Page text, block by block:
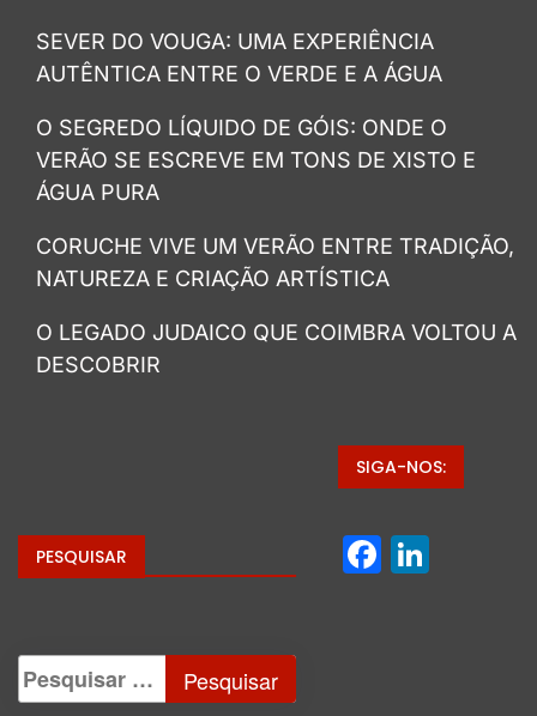
SEVER DO VOUGA: UMA EXPERIÊNCIA
AUTÊNTICA ENTRE O VERDE E A ÁGUA
O SEGREDO LÍQUIDO DE GÓIS: ONDE O
VERÃO SE ESCREVE EM TONS DE XISTO E
ÁGUA PURA
CORUCHE VIVE UM VERÃO ENTRE TRADIÇÃO,
NATUREZA E CRIAÇÃO ARTÍSTICA
O LEGADO JUDAICO QUE COIMBRA VOLTOU A
DESCOBRIR
PESQUISAR
SIGA-NOS: